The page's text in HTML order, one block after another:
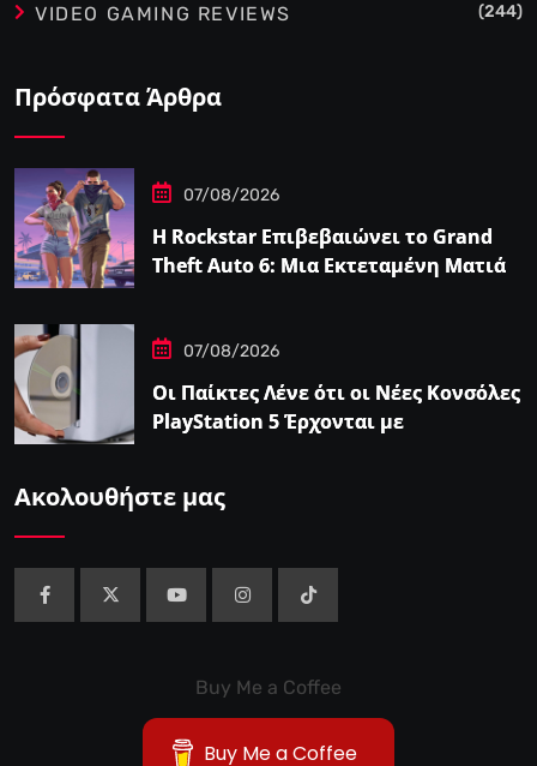
VIDEO GAMING REVIEWS (244)
Πρόσφατα Άρθρα
07/08/2026
Η Rockstar Επιβεβαιώνει το Grand
Theft Auto 6: Μια Εκτεταμένη Ματιά
07/08/2026
Οι Παίκτες Λένε ότι οι Νέες Κονσόλες
PlayStation 5 Έρχονται με
Ακολουθήστε μας
Buy Me a Coffee
Buy Me a Coffee